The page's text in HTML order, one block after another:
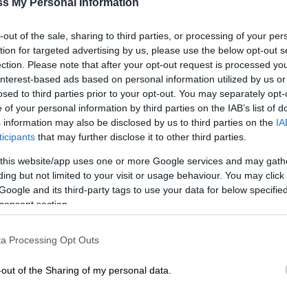
My Personal Information
out of the sale, sharing to third parties, or processing of your
for targeted advertising by us, please use the below opt-out
Please note that after your opt-out request is processed
based ads based on personal information utilized by us
to third parties prior to your opt-out. You may separately
of your personal information by third parties on the IAB’s list of
information may also be disclosed by us to third parties on the
that may further disclose it to other third parties.
website/app uses one or more Google services and may
but not limited to your visit or usage behaviour. You may
and its third-party tags to use your data for below
section.
Processing Opt Outs
of the Sharing of my personal data.
Σινεμά|24.10.2024 10:00
5+1 ταινίες για το Halloween που
θα σε κάνουν να πεις «Trick or
Treat»
Εσύ τις έχεις δει;
Πέθανε η ηθοποιός Λίζα Λόρινγκ